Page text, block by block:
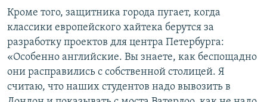
Кроме того, защитника города пугает, когда
классики европейского хайтека берутся за
разработку проектов для центра Петербурга:
«Особенно английские. Вы знаете, как беспощадно
они расправились с собственной столицей. Я
считаю, что наших студентов надо вывозить в